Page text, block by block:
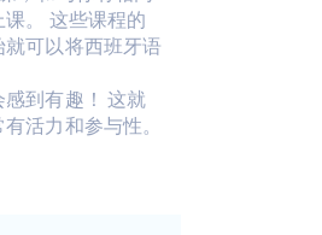
。 这些课程的
可以将西班牙语
到有趣！ 这就
活力和参与性。